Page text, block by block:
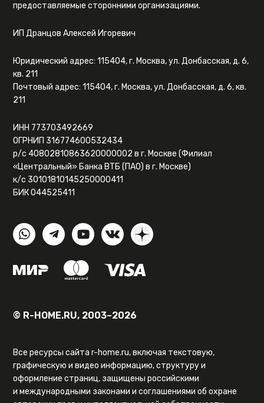
предоставляемые сторонними организациями.
ИП Дранцов Алексей Игоревич
Юридический адрес: 115404, г. Москва, ул. Донбасская, д. 6,
кв. 211
Почтовый адрес: 115404, г. Москва, ул. Донбасская, д. 6, кв.
211
ИНН 773703492669
ОГРНИП 316774600532434
р/с 40802810863620000002 в г. Москве (Филиал
«Центральный» Банка ВТБ (ПАО) в г. Москве)
к/с 30101810145250000411
БИК 044525411
© R-HOME.RU, 2003–2026
Все ресурсы сайта r-home.ru, включая текстовую,
графическую и видео информацию, структуру и
оформление страниц, защищены российскими
и международными законами и соглашениями об охране